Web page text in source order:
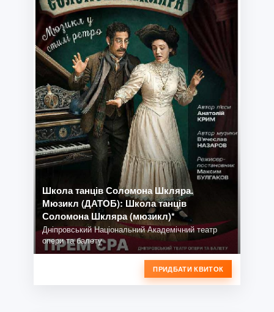
Школа танців Соломона Шкляра.
Мюзикл (ДАТОБ): Школа танців
Соломона Шкляра (мюзикл)*
Дніпровський Національний Академічний театр
опери та балету
ПРИДБАТИ КВИТОК